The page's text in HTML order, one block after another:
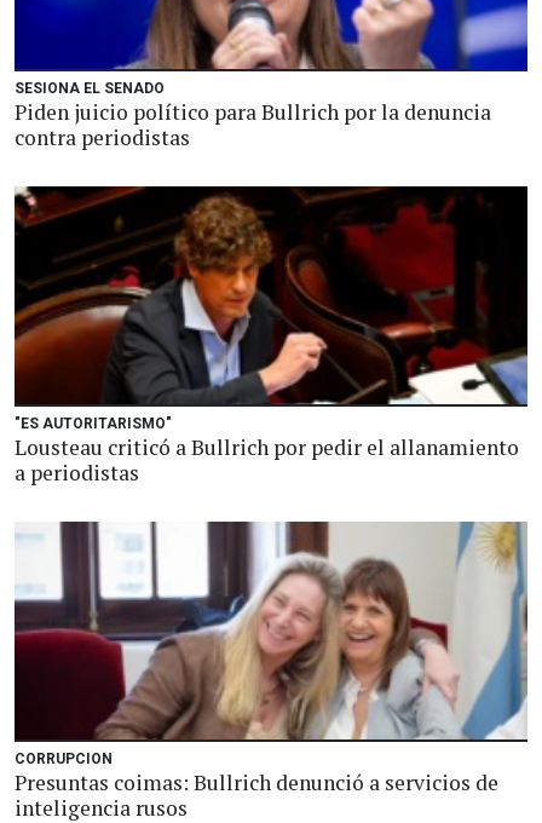
SESIONA EL SENADO
Piden juicio político para Bullrich por la denuncia
contra periodistas
"ES AUTORITARISMO"
Lousteau criticó a Bullrich por pedir el allanamiento
a periodistas
CORRUPCION
Presuntas coimas: Bullrich denunció a servicios de
inteligencia rusos